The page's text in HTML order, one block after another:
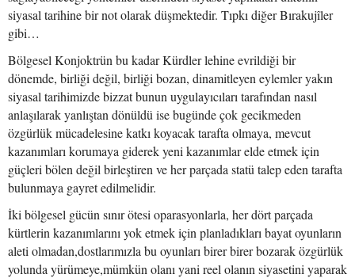
siyasal tarihine bir not olarak düşmektedir. Tıpkı diğer Bırakujîler
gibi…
Bölgesel Konjoktrün bu kadar Kürdler lehine evrildiği bir
dönemde, birliği değil, birliği bozan, dinamitleyen eylemler yakın
siyasal tarihimizde bizzat bunun uygulayıcıları tarafından nasıl
anlaşılarak yanlıştan dönüldü ise bugünde çok gecikmeden
özgürlük mücadelesine katkı koyacak tarafta olmaya, mevcut
kazanımları korumaya giderek yeni kazanımlar elde etmek için
güçleri bölen değil birleştiren ve her parçada statü talep eden tarafta
bulunmaya gayret edilmelidir.
İki bölgesel gücün sınır ötesi oparasyonlarla, her dört parçada
kürtlerin kazanımlarını yok etmek için planladıkları bayat oyunların
aleti olmadan,dostlarımızla bu oyunları birer birer bozarak özgürlük
yolunda yürümeye,mümkün olanı yani reel olanın siyasetini yaparak